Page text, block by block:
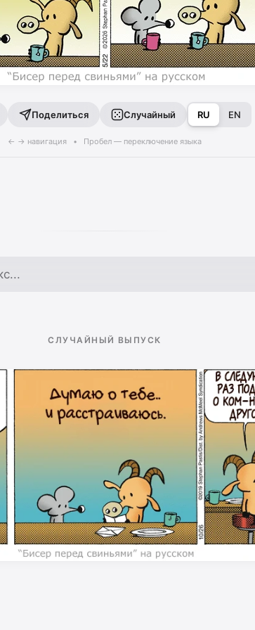
Поделиться Случайный
← → навигация • Пробел — переключение языка
RU EN
СЛУЧАЙНЫЙ ВЫПУСК